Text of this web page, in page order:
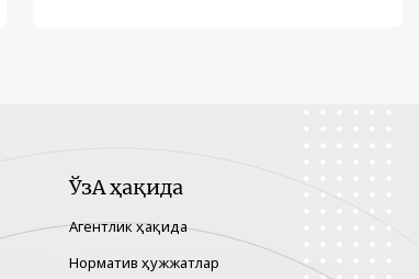
ЎзА ҳақида
Агентлик ҳақида
Норматив ҳужжатлар